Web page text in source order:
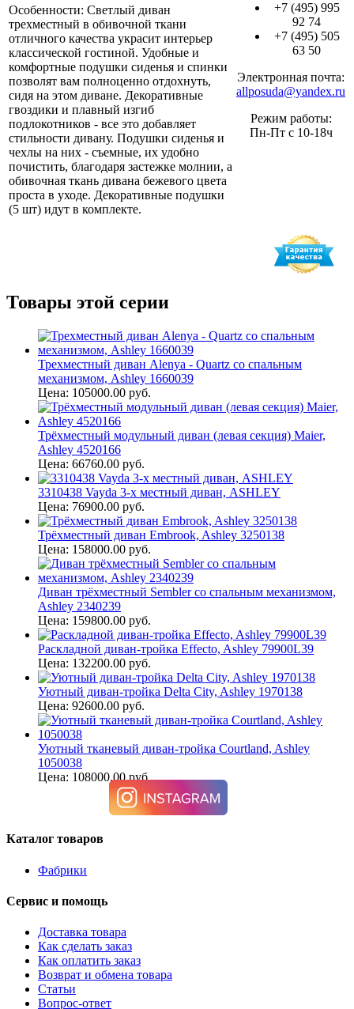
Особенности: Светлый диван
трехместный в обивочной ткани
отличного качества украсит интерьер
классической гостиной. Удобные и
комфортные подушки сиденья и спинки
позволят вам полноценно отдохнуть,
сидя на этом диване. Декоративные
гвоздики и плавный изгиб
подлокотников - все это добавляет
стильности дивану. Подушки сиденья и
чехлы на них - съемные, их удобно
почистить, благодаря застежке молнии, а
обивочная ткань дивана бежевого цвета
проста в уходе. Декоративные подушки
(5 шт) идут в комплекте.
+7 (495) 995
92 74
+7 (495) 505
63 50
Электронная почта:
allposuda@yandex.ru
Режим работы:
Пн-Пт с 10-18ч
Товары этой серии
Трехместный диван Alenya - Quartz со спальным
механизмом, Ashley 1660039
Цена: 105000.00 руб.
Трёхместный модульный диван (левая секция) Maier,
Ashley 4520166
Цена: 66760.00 руб.
3310438 Vayda 3-х местный диван, ASHLEY
Цена: 76900.00 руб.
Трёхместный диван Embrook, Ashley 3250138
Цена: 158000.00 руб.
Диван трёхместный Sembler со спальным механизмом,
Ashley 2340239
Цена: 159800.00 руб.
Раскладной диван-тройка Effecto, Ashley 79900L39
Цена: 132200.00 руб.
Уютный диван-тройка Delta City, Ashley 1970138
Цена: 92600.00 руб.
Уютный тканевый диван-тройка Courtland, Ashley
1050038
Цена: 108000.00 руб.
Каталог товаров
Фабрики
Сервис и помощь
Доставка товара
Как сделать заказ
Как оплатить заказ
Возврат и обмена товара
Статьи
Вопрос-ответ